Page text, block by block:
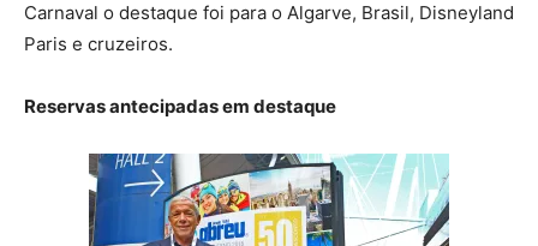
Carnaval o destaque foi para o Algarve, Brasil, Disneyland
Paris e cruzeiros.
Reservas antecipadas em destaque